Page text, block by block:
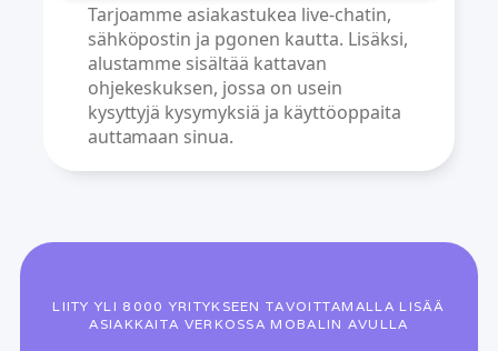
Tarjoamme asiakastukea live-chatin,
sähköpostin ja pgonen kautta. Lisäksi,
alustamme sisältää kattavan
ohjekeskuksen, jossa on usein
kysyttyjä kysymyksiä ja käyttöoppaita
auttamaan sinua.
LIITY YLI 8000 YRITYKSEEN TAVOITTAMALLA LISÄÄ
ASIAKKAITA VERKOSSA MOBALIN AVULLA